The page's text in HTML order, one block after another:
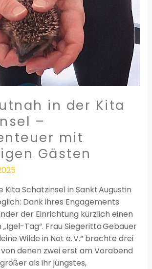
in der Kita
–
mit
Gästen
Kita Schatzinsel in Sankt Augustin
Dank ihres Engagements
der Einrichtung kürzlich einen
Tag“. Frau Siegeritta Gebauer
Wilde in Not e. V.“ brachte drei
denen zwei erst am Vorabend
als ihr jüngstes,